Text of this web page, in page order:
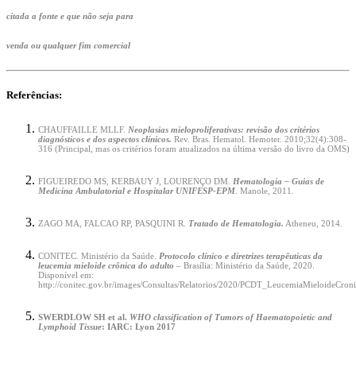
citada a fonte e que não seja para
venda ou qualquer fim comercial
Referências:
CHAUFFAILLE MLLF. Neoplasias mieloproliferativas: revisão dos critérios
diagnósticos e dos aspectos clínicos. Rev. Bras. Hematol. Hemoter. 2010;32(4):308-
316 (Principal, mas os critérios foram atualizados na última versão do livro da OMS)
FIGUEIREDO MS, KERBAUY J, LOURENÇO DM.
Hematologia – Guias de
Medicina Ambulatorial e Hospitalar UNIFESP-EPM . Manole, 2011.
ZAGO MA, FALCAO RP, PASQUINI R. Tratado de Hematologia. Atheneu, 2014.
CONITEC. Ministério da Saúde. Protocolo clínico e diretrizes terapêuticas da
leucemia mieloide crônica do adulto – Brasília: Ministério da Saúde, 2020.
Disponível em:
http://conitec.gov.br/images/Consultas/Relatorios/2020/
SWERDLOW SH et al. WHO classification of Tumors of Haematopoietic and
Lymphoid Tissue: IARC: Lyon 2017